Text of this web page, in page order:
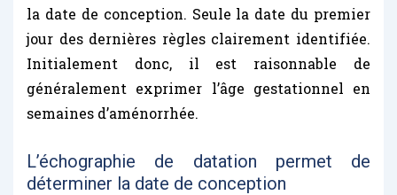
la date de conception. Seule la date du premier
jour des dernières règles clairement identifiée.
Initialement donc, il est raisonnable de
généralement exprimer l’âge gestationnel en
semaines d’aménorrhée.
L’échographie de datation permet de
déterminer la date de conception